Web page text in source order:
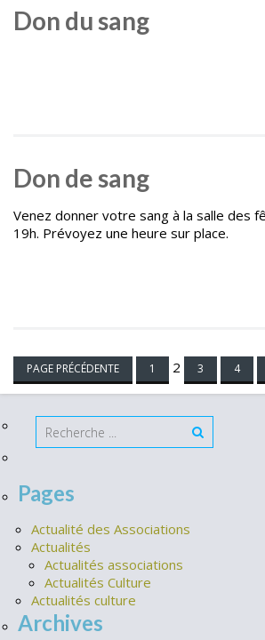
Don du sang
Don de sang
Venez donner votre sang à la salle des
19h. Prévoyez une heure sur place.
Navigation
des
articles
PAGE PRÉCÉDENTE 1 2 3 4
Pages
Actualité des Associations
Actualités
Actualités associations
Actualités Culture
Actualités culture
Archives